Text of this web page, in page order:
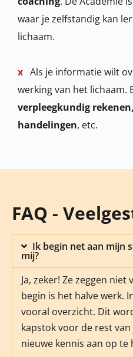
waar je zelfstandig kan
lichaam.
x Als je informatie wilt
werking van het lichaam.
verpleegkundig
handelingen, etc.
FAQ -
Ik begin net aan mijn
mij?
Ja, zeker! Ze zeggen
begin is het halve werk.
vooral overzicht. Dit
kapstok voor de rest
nieuwe kennis aan op te